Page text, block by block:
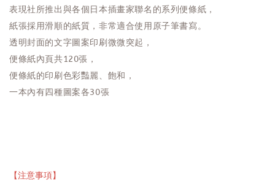
表現社所推出與各個日本插畫家聯名的系列便條紙，
紙張採用滑順的紙質，非常適合使用原子筆書寫。
透明封面的文字圖案印刷微微突起，
便條紙內頁共120張，
便條紙的印刷色彩豔麗、飽和，
一本內有四種圖案各30張
【注意事項】